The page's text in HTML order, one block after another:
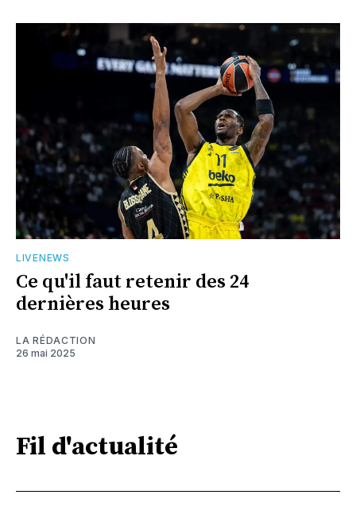
LIVENEWS
Ce qu'il faut retenir des 24
dernières heures
LA RÉDACTION
26 mai 2025
Fil d'actualité